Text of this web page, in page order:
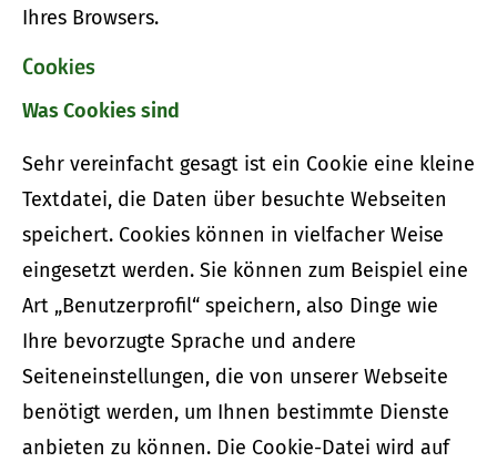
Ihres Browsers.
Cookies
Was Cookies sind
Sehr vereinfacht gesagt ist ein Cookie eine kleine
Textdatei, die Daten über besuchte Webseiten
speichert. Cookies können in vielfacher Weise
eingesetzt werden. Sie können zum Beispiel eine
Art „Benutzerprofil“ speichern, also Dinge wie
Ihre bevorzugte Sprache und andere
Seiteneinstellungen, die von unserer Webseite
benötigt werden, um Ihnen bestimmte Dienste
anbieten zu können. Die Cookie-Datei wird auf